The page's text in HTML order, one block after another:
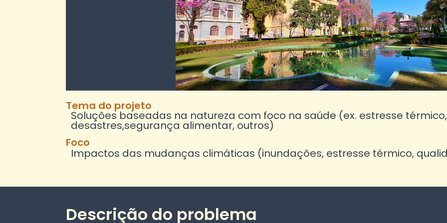
Tema do projeto
Soluções baseadas na natureza com foco na saúde (ex. estresse
desastres,segurança alimentar, outros)
Foco
Impactos das mudanças climáticas (inundações, estresse térmico,
Descrição do problema